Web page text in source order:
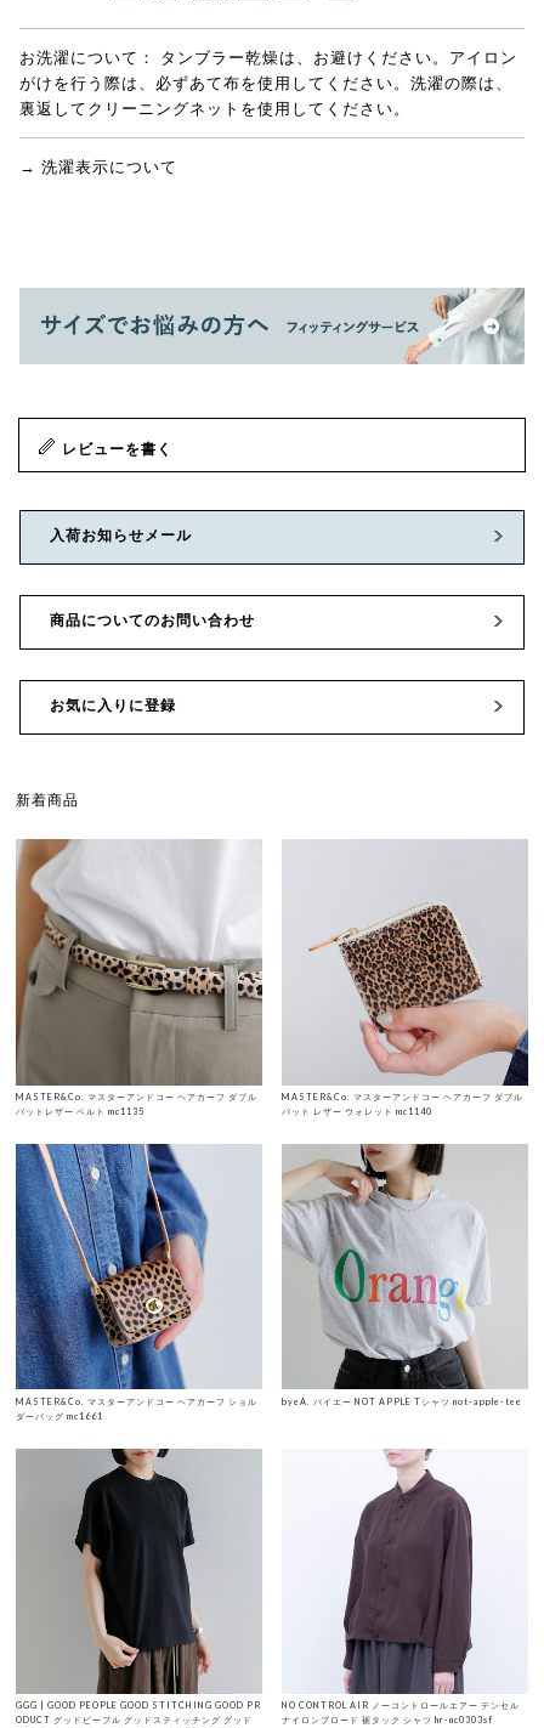
お洗濯について：
タンブラー乾燥は、お避けください。アイロン
がけを行う際は、必ずあて布を使用してください。洗濯の際は、
裏返してクリーニングネットを使用してください。
→ 洗濯表示について
レビューを書く
入荷お知らせメール
商品についてのお問い合わせ
お気に入りに登録
新着商品
MASTER&Co. マスターアンドコー ヘアカーフ ダブル
バットレザー ベルト mc1135
MASTER&Co. マスターアンドコー ヘアカーフ ダブル
バット レザー ウォレット mc1140
MASTER&Co. マスターアンドコー ヘアカーフ ショル
ダーバッグ mc1661
byeA. バイエー NOT APPLE Tシャツ not-apple-tee
GGG | GOOD PEOPLE GOOD STITCHING GOOD PR
ODUCT グッドピープル グッドスティッチング グッド
NO CONTROL AIR ノーコントロールエアー テンセル
ナイロンブロード 裾タック シャツ hr-nc0303sf